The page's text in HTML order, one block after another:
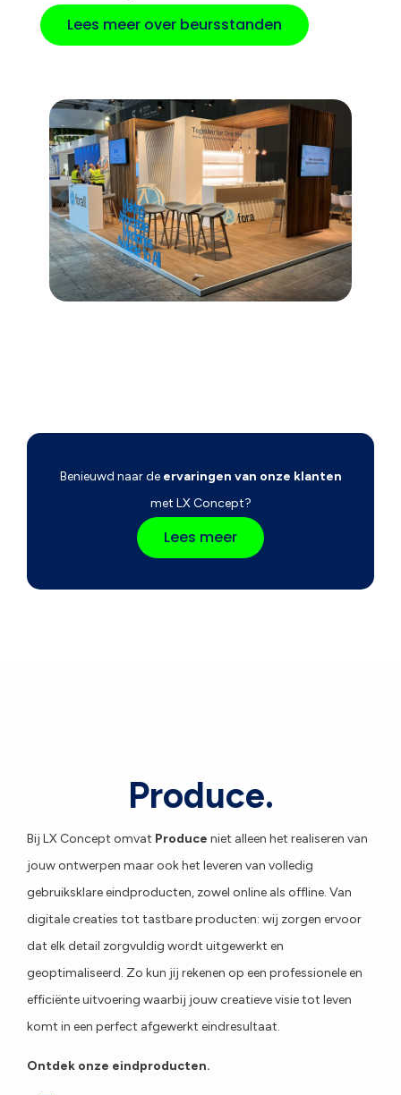
Lees meer over beursstanden
Benieuwd naar de ervaringen van onze klanten
met LX Concept?
Lees meer
Produce.
Bij LX Concept omvat Produce niet alleen het realiseren van
jouw ontwerpen maar ook het leveren van volledig
gebruiksklare eindproducten, zowel online als offline. Van
digitale creaties tot tastbare producten: wij zorgen ervoor
dat elk detail zorgvuldig wordt uitgewerkt en
geoptimaliseerd. Zo kun jij rekenen op een professionele en
efficiënte uitvoering waarbij jouw creatieve visie tot leven
komt in een perfect afgewerkt eindresultaat.
Ontdek onze eindproducten.